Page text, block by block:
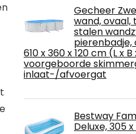
Gecheer
wand, ovaal,
stalen
610 x 360 x 120 cm (L x
voorgeboorde
inlaat-/afvoergat
Bestway
Deluxe, 305